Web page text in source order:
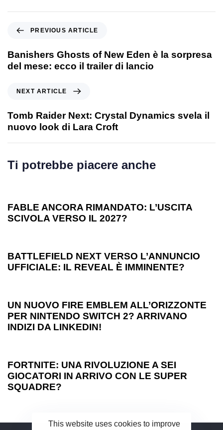
PREVIOUS ARTICLE
Banishers Ghosts of New Eden è la sorpresa
del mese: ecco il trailer di lancio
NEXT ARTICLE
Tomb Raider Next: Crystal Dynamics svela il
nuovo look di Lara Croft
Ti potrebbe piacere anche
FABLE ANCORA RIMANDATO: L’USCITA
SCIVOLA VERSO IL 2027?
BATTLEFIELD NEXT VERSO L’ANNUNCIO
UFFICIALE: IL REVEAL È IMMINENTE?
UN NUOVO FIRE EMBLEM ALL’ORIZZONTE
PER NINTENDO SWITCH 2? ARRIVANO
INDIZI DA LINKEDIN!
FORTNITE: UNA RIVOLUZIONE A SEI
GIOCATORI IN ARRIVO CON LE SUPER
SQUADRE?
This website uses cookies to improve